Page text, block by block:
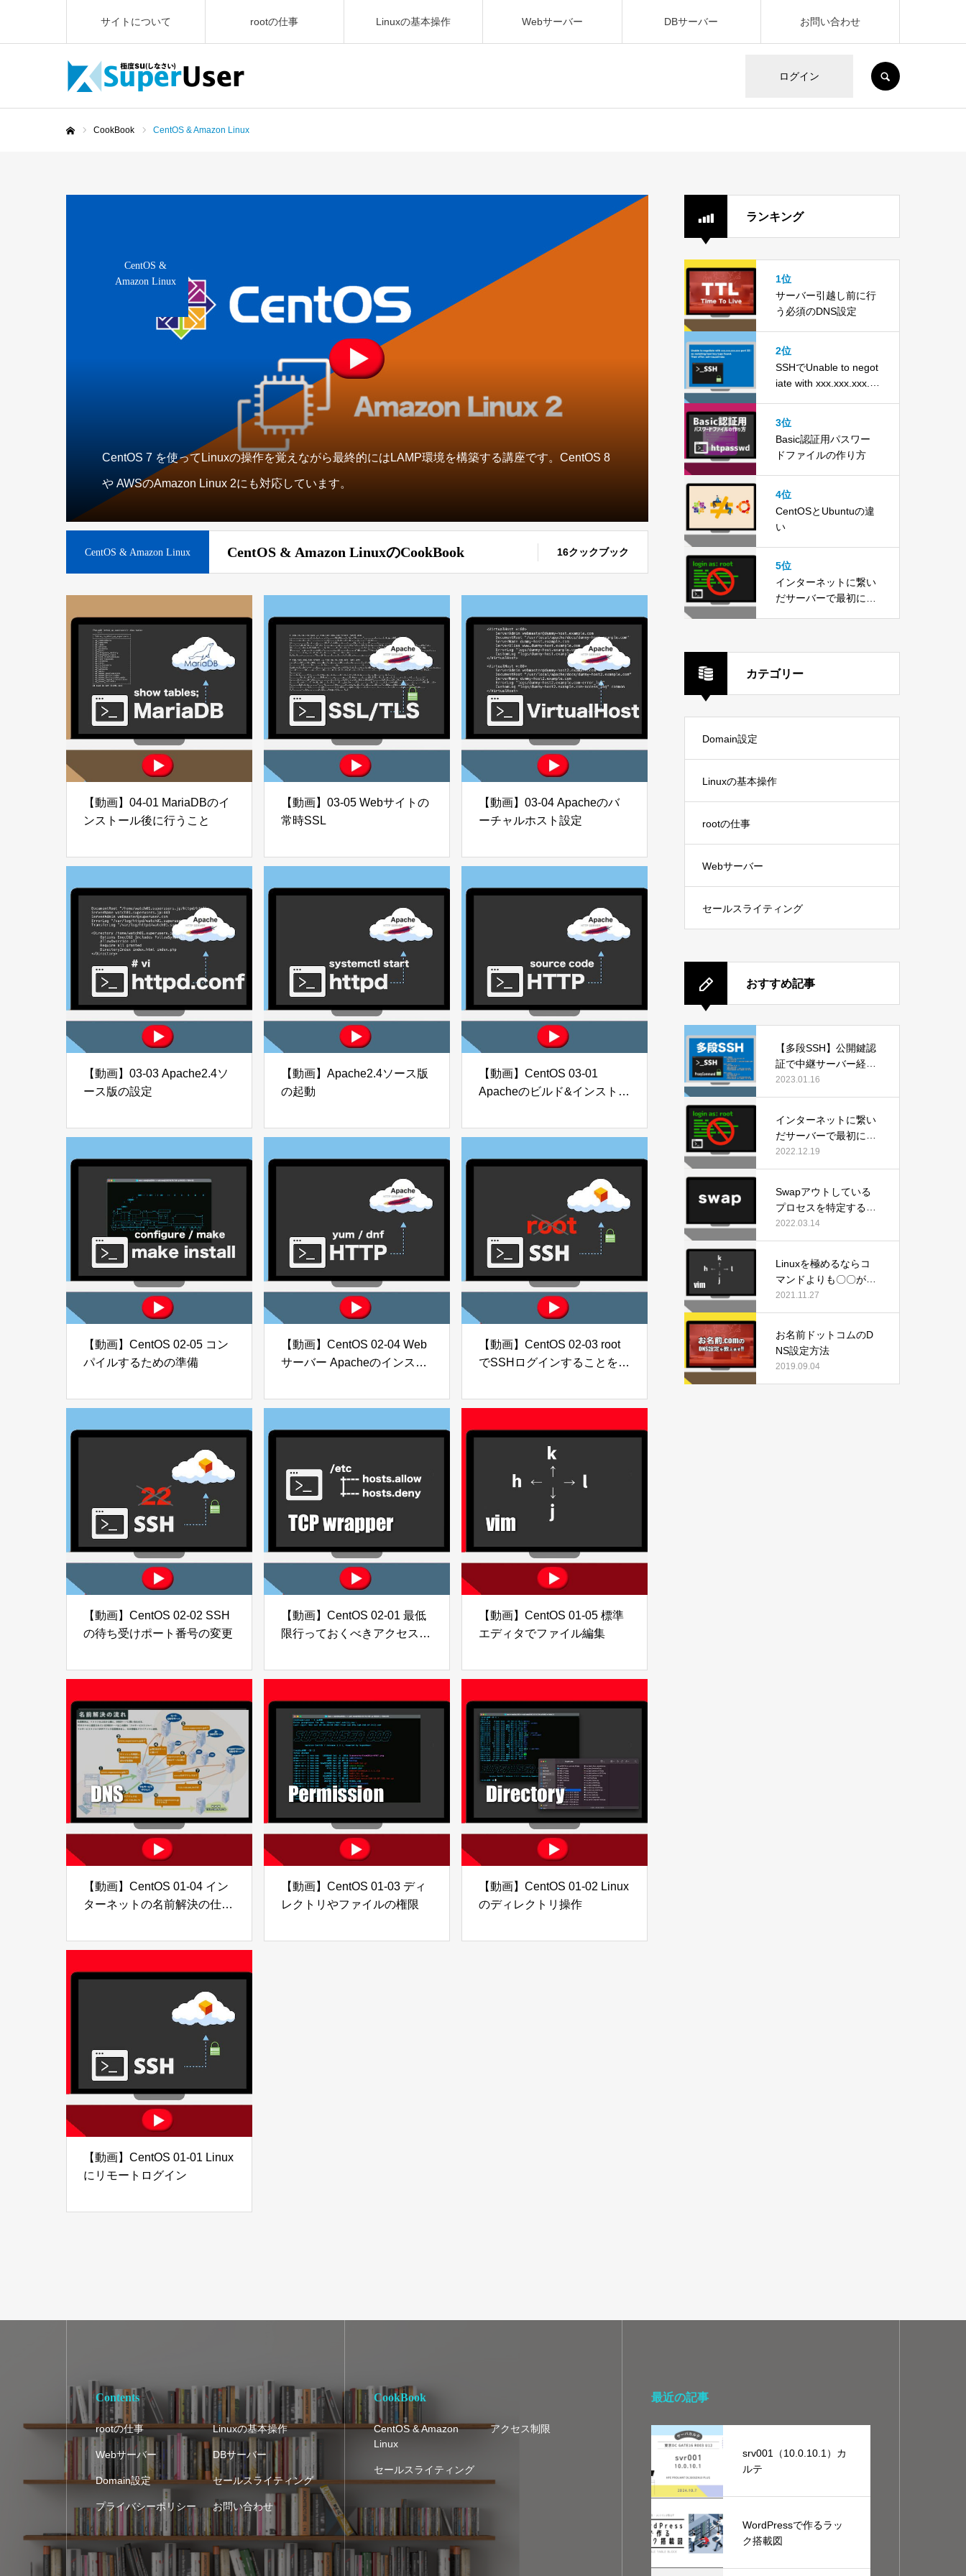
ログイン
サイトについて rootの仕事 Linuxの基本操作 Webサーバー DBサーバー お問い合わせ
CookBook CentOS & Amazon Linux
CentOS &
Amazon Linux
CentOS 7 を使ってLinuxの操作を覚えながら最終的にはLAMP環境を構築する講座です。CentOS 8
や AWSのAmazon Linux 2にも対応しています。
CentOS & Amazon Linux CentOS & Amazon LinuxのCookBook 16クックブック
【動画】04-01 MariaDBのイ
ンストール後に行うこと
【動画】03-05 Webサイトの
常時SSL
【動画】03-04 Apacheのバ
ーチャルホスト設定
【動画】03-03 Apache2.4ソ
ース版の設定
【動画】Apache2.4ソース版
の起動
【動画】CentOS 03-01
Apacheのビルド&インストー
【動画】CentOS 02-05 コン
パイルするための準備
【動画】CentOS 02-04 Web
サーバー Apacheのインスト
【動画】CentOS 02-03 root
でSSHログインすることを禁
【動画】CentOS 02-02 SSH
の待ち受けポート番号の変更
【動画】CentOS 02-01 最低
限行っておくべきアクセス制
【動画】CentOS 01-05 標準
エディタでファイル編集
【動画】CentOS 01-04 イン
ターネットの名前解決の仕組
【動画】CentOS 01-03 ディ
レクトリやファイルの権限
【動画】CentOS 01-02 Linux
のディレクトリ操作
【動画】CentOS 01-01 Linux
にリモートログイン
ランキング
1位
サーバー引越し前に行
う必須のDNS設定
2位
SSHでUnable to negot
iate with xxx.xxx.xxx.xx
3位
Basic認証用パスワー
ドファイルの作り方
4位
CentOSとUbuntuの違
い
5位
インターネットに繋い
だサーバーで最初にや
カテゴリー
Domain設定
Linuxの基本操作
rootの仕事
Webサーバー
セールスライティング
おすすめ記事
【多段SSH】公開鍵認
証で中継サーバー経由
のログインが簡単！
2023.01.16
インターネットに繋い
だサーバーで最初にや
らなければならない設
定
2022.12.19
Swapアウトしている
プロセスを特定する方
法
2022.03.14
Linuxを極めるならコ
マンドよりも〇〇が先
だ!!
2021.11.27
お名前ドットコムのD
NS設定方法
2019.09.04
Contents
rootの仕事 Linuxの基本操作
Webサーバー DBサーバー
Domain設定 セールスライティング
プライバシーポリシー お問い合わせ
CookBook
CentOS & Amazon
Linux
アクセス制限
セールスライティング
最近の記事
srv001（10.0.10.1）カ
ルテ
WordPressで作るラッ
ク搭載図